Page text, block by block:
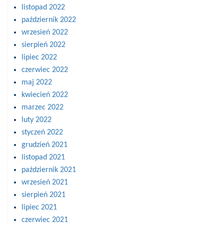
listopad 2022
październik 2022
wrzesień 2022
sierpień 2022
lipiec 2022
czerwiec 2022
maj 2022
kwiecień 2022
marzec 2022
luty 2022
styczeń 2022
grudzień 2021
listopad 2021
październik 2021
wrzesień 2021
sierpień 2021
lipiec 2021
czerwiec 2021